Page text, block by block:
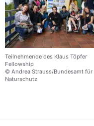
Teilnehmende des Klaus Töpfer
Fellowship
© Andrea Strauss/Bundesamt für
Naturschutz